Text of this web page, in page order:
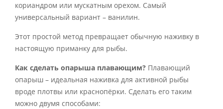
кориандром или мускатным орехом. Самый
универсальный вариант – ванилин.
Этот простой метод превращает обычную наживку в
настоящую приманку для рыбы.
Как сделать опарыша плавающим? Плавающий
опарыш – идеальная наживка для активной рыбы
вроде плотвы или краснопёрки. Сделать его таким
можно двумя способами: